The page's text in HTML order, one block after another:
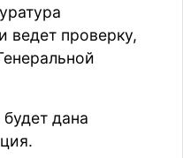
ведет проверку,
дана